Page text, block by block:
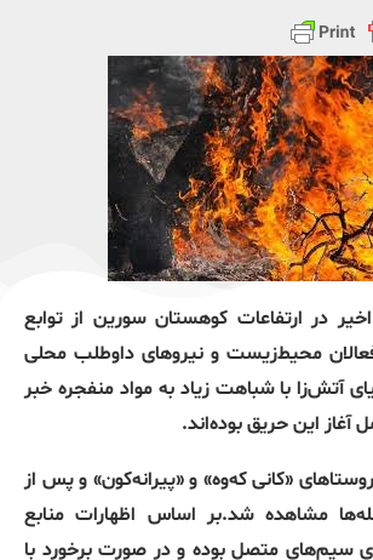
در ارتفاعات کوهستان سورین از توابع
محیط‌زیست و نیروهای داوطلب محلی
آتش‌زا با شباهت زیاد به مواد منفجره خبر
آغاز این حریق بوده‌اند.
«کانی که‌وه» و «پیرانه‌کون» و پس از
مشاهده شد.بر اساس اظهارات منابع
سیم‌های متصل بوده و در صورت برخورد با